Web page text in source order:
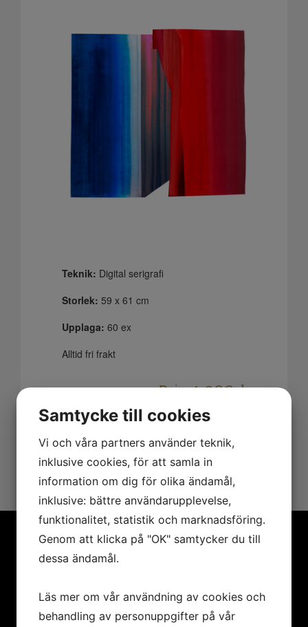
Teknik: Digital serigrafi
Storlek: 59 x 61 cm
Upplaga: 60 ex
Alltid fri frakt
Pris:4 200kr
Lägg i varukorgen
Hem
Konstnärer
Samtycke till cookies
Vi och våra partners använder teknik,
inklusive cookies, för att samla in
information om dig för olika ändamål,
inklusive: bättre användarupplevelse,
funktionalitet, statistik och marknadsföring.
Genom att klicka på "OK" samtycker du till
dessa ändamål.
Läs mer om vår användning av cookies och
behandling av personuppgifter på vår